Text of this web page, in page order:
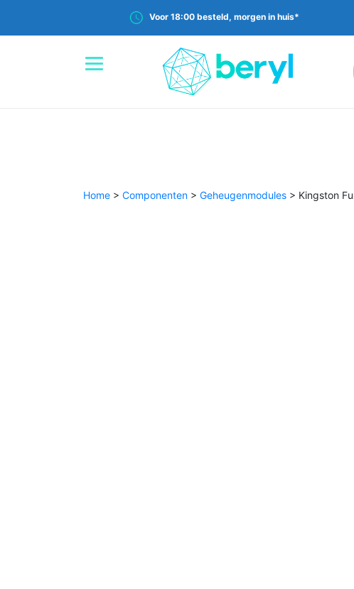
Voor 18:00 besteld, morgen in huis*
Home > Componenten > Geheugenmodules > Kingston